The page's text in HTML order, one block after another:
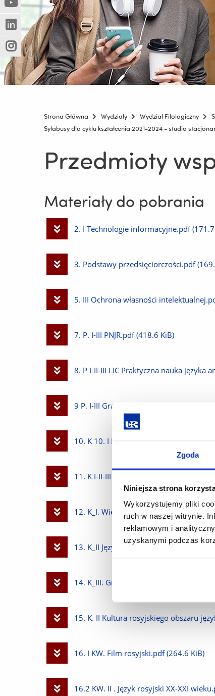
Zgoda
Niniejsza strona
Wykorzystujemy pliki
ruch w naszej witrynie.
reklamowym i
uzyskanymi podczas
innej
strony)
(Nowe
okno)
(Link
do
innej
strony)
(Nowe
okno)
(Link
do
innej
strony)
(Nowe
okno)
(Link
do
innej
strony)
Strona Główna Wydziały Wydział Filologiczny
Sylabusy dla cyklu kształcenia 2021-2024 - studia
Przedmioty
Materiały do pobrania
Pobierz
2. I Technologie informacyjne.pdf
Pobierz
3. Podstawy przedsięciorczości.pdf
Pobierz
5. III Ochrona własności
Pobierz
7. P. I-III PNJR.pdf (418.6 KiB)
Pobierz
8. P I-II-III LIC Praktyczna nauka języka
Pobierz
9 P. I-III Gramatyka opisowa języka
Pobierz
10. K 10. I LIC Historia rosyjskiego
Pobierz
11. K I-II-III LIC Historia literatury
Pobierz
12. K_I. Wiedza o akwizycji i nauce
Pobierz
13. K_II Język staro-cerkiewno-
Pobierz
14. K_III. Gramatyka kontrastywna
Pobierz
15. K. II Kultura rosyjskiego obszaru
Pobierz
16. I KW. Film rosyjski.pdf (264.6 KiB)
Pobierz
16.2 KW. II . Język rosyjski XX-XXI